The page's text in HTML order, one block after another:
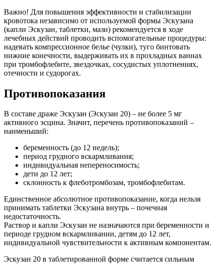
Важно! Для повышения эффективности и стабилизации
кровотока независимо от используемой формы Эскузана
(капли Эскузан, таблетки, мази) рекомендуется в ходе
лечебных действий проводить вспомогательные процедуры:
надевать компрессионное белье (чулки), туго бинтовать
нижние конечности, выдерживать их в прохладных ваннах
при тромбофлебите, звездочках, сосудистых уплотнениях,
отечности и судорогах.
Противопоказания
В составе драже Эскузан (Эскузан 20) – не более 5 мг
активного эсцина. Значит, перечень противопоказаний –
наименьший:
беременность (до 12 недель);
период грудного вскармливания;
индивидуальная непереносимость;
дети до 12 лет;
склонность к флеботромбозам, тромбофлебитам.
Единственное абсолютное противопоказание, когда нельзя
принимать таблетки Эскузана внутрь – почечная
недостаточность.
Раствор и капли Эскузан не назначаются при беременности и
периоде грудном вскармливании, детям до 12 лет,
индивидуальной чувствительности к активным компонентам.
Эскузан 20 в таблетированной форме считается сильным